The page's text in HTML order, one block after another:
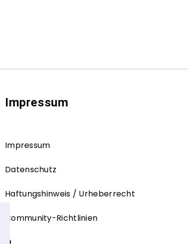
Impressum
Impressum
Datenschutz
Haftungshinweis / Urheberrecht
Community-Richtlinien